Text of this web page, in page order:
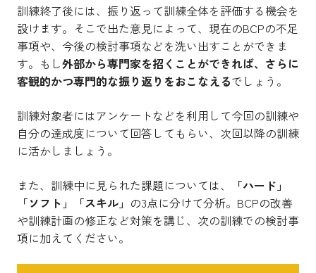
訓練終了後には、振り返って訓練全体を評価する機会を
設けます。そこで出た意見によって、現在のBCPの不足
事項や、今後の検討事項などを洗い出すことができま
す。もし外部から専門家を招くことができれば、さらに
客観的かつ専門的な振り返りをおこなえるでしょう。
訓練対象者にはアンケートなどを利用して今回の訓練や
自分の達成度について回答してもらい、次回以降の訓練
に活かしましょう。
また、訓練中に見られた課題については、
「ハード」
「ソフト」「スキル」 の3点に分けて分析。BCPの改善
や訓練計画の修正など対策を講じ、次の訓練での検討事
項に加えてください。